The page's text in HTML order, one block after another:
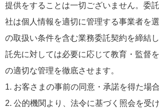
提供をすることは一切ございません。委
社は個人情報を適切に管理する事業者を
の取扱い条件を含む業務委託契約を締結
託先に対しては必要に応じて教育・監督
の適切な管理を徹底させます。
1. お客さまの事前の同意・承諾を得た場合
2. 公的機関より、法令に基づく照会を受け